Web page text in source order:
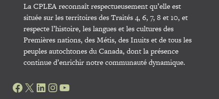
La CPLEA reconnaît respectueusement qu’elle est
située sur les territoires des Traités 4, 6, 7, 8 et 10, et
respecte l’histoire, les langues et les cultures des
Premières nations, des Métis, des Inuits et de tous les
peuples autochtones du Canada, dont la présence
continue d’enrichir notre communauté dynamique.
Facebook
X LinkedIn
Instagram
YouTube